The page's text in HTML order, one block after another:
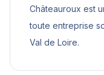
Châteauroux est
toute entreprise
Val de Loire.